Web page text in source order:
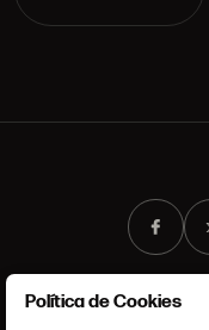
Política de Cookies